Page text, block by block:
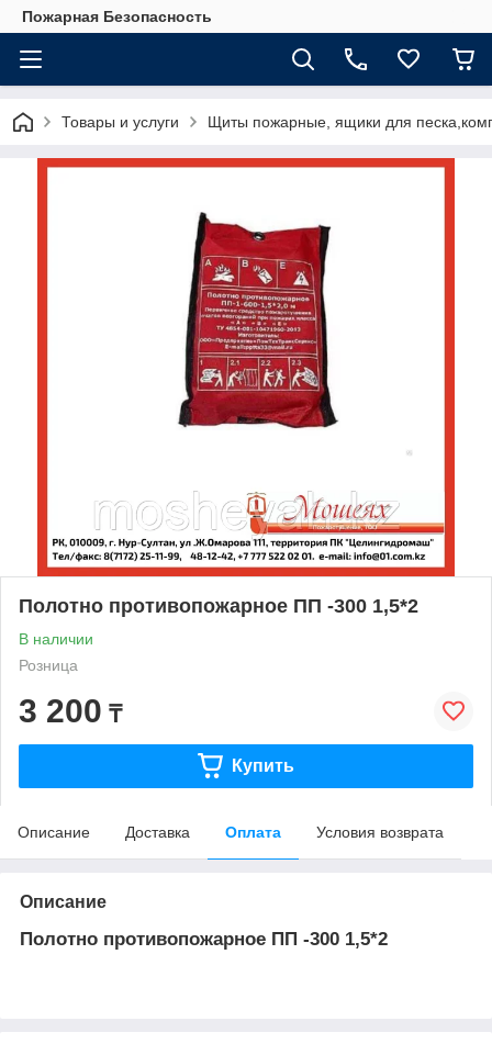
Пожарная Безопасность
Товары и услуги Щиты пожарные, ящики для
Полотно противопожарное ПП -300 1,5*2
В наличии
Розница
3 200 ₸
Купить
Описание Доставка Оплата Условия возврата
Описание
Полотно противопожарное ПП -300 1,5*2